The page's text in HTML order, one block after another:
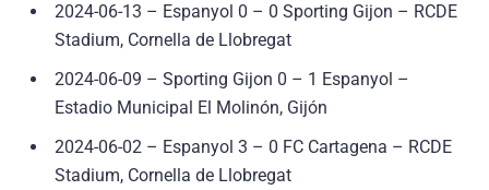
2024-06-13 – Espanyol 0 – 0 Sporting Gijon – RCDE
Stadium, Cornella de Llobregat
2024-06-09 – Sporting Gijon 0 – 1 Espanyol –
Estadio Municipal El Molinón, Gijón
2024-06-02 – Espanyol 3 – 0 FC Cartagena – RCDE
Stadium, Cornella de Llobregat